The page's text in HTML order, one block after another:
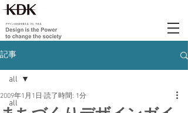
記事
all
all
2009年1月1日 読了時間: 1分